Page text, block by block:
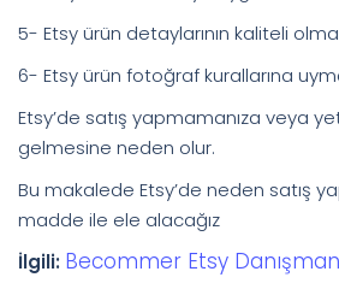
5- Etsy ürün detaylarının kaliteli
6- Etsy ürün fotoğraf kurallarına
Etsy’de satış yapmamanıza veya
gelmesine neden olur.
Bu makalede Etsy’de neden satış
madde ile ele alacağız
İlgili: Becommer Etsy